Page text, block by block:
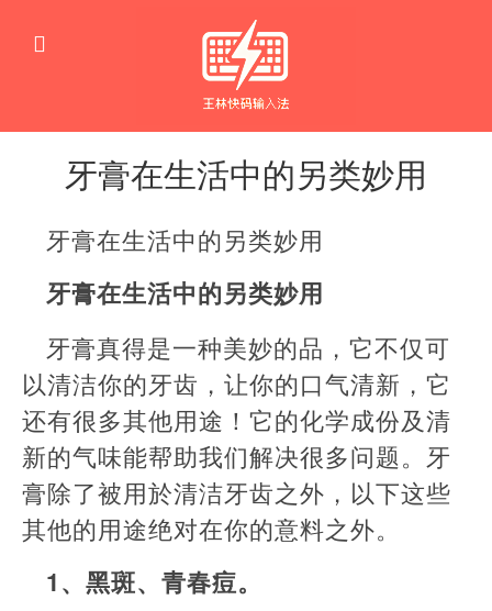
牙膏在生活中的另类妙用
牙膏在生活中的另类妙用
牙膏在生活中的另类妙用
牙膏真得是一种美妙的品，它不仅可
以清洁你的牙齿，让你的口气清新，它
还有很多其他用途！它的化学成份及清
新的气味能帮助我们解决很多问题。牙
膏除了被用於清洁牙齿之外，以下这些
其他的用途绝对在你的意料之外。
1、黑斑、青春痘。